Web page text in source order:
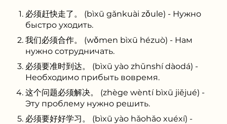
必须赶快走了。 (bìxū gǎnkuài zǒule) - Нужно
быстро уходить.
我们必须合作。 (wǒmen bìxū hézuò) - Нам
нужно сотрудничать.
必须要准时到达。 (bìxū yào zhǔnshí dàodá) -
Необходимо прибыть вовремя.
这个问题必须解决。 (zhège wèntí bìxū jiějué) -
Эту проблему нужно решить.
必须要好好学习。 (bìxū yào hǎohǎo xuéxí) -